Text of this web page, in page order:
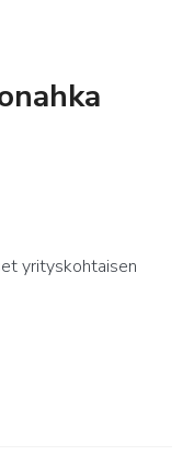
yrityskohtaisen